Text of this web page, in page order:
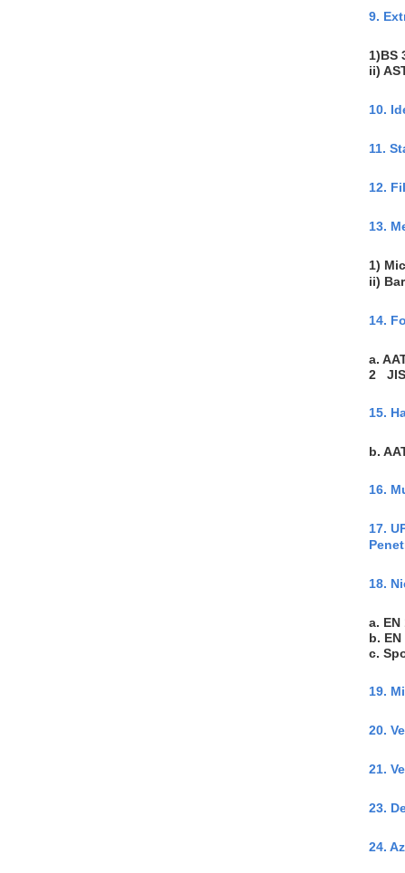
9.
1)BS
ii)
10.
11.
12.
13.
1)
ii)
14.
a.
2 JIS
15.
b.
16.
17.
18.
a.
b.
c.
19.
20.
21.
23.
24.